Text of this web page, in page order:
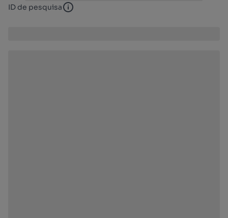
ID de pesquisa ID de pesquisa